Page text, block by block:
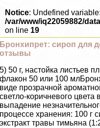
Notice: Undefined
/var/www/iq22059882/
on line 19
Бронхипрет: сироп для
отзывы
5) 50 г, настойка листьев
флакон 50 или 100
виде прозрачной
светло-коричневого цвета
выпадение
процессе хранения: 100 г
экстpaкт травы тимьяна